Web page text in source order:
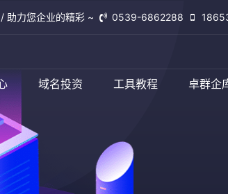
助力您企业的精彩 ~ 0539-6862288
域名投资 工具教程 卓群企
临沂卓群